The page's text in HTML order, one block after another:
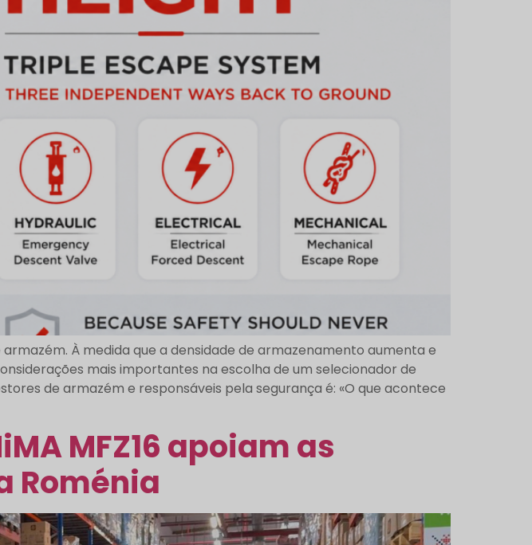
À medida que a densidade de armazenamento aumenta e
mais importantes na escolha de um selecionador de
de armazém e responsáveis pela segurança é: «O que acontece
MFZ16 apoiam as
Roménia